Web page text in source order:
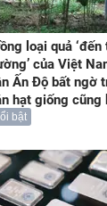
loại quả
của Việt
Ấn Độ bất ngờ
hạt giống cũng
bật